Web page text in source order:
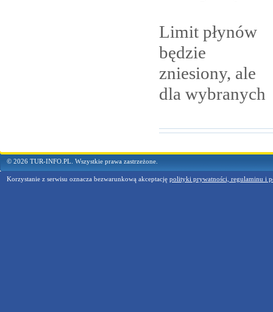
Limit płynów
będzie
zniesiony, ale
dla wybranych
© 2026 TUR-INFO.PL. Wszystkie prawa zastrzeżone.
Korzystanie z serwisu oznacza bezwarunkową akceptację polityki prywatności, regulaminu i